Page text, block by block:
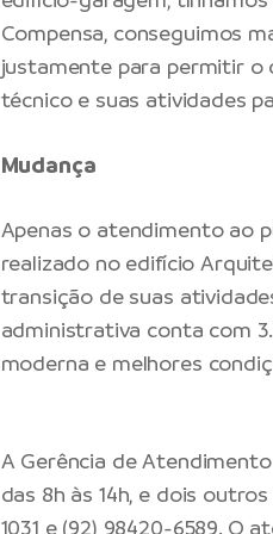
Compensa, conseguimos
justamente para permitir o
técnico e suas atividades
Mudança
Apenas o atendimento ao
realizado no edifício
transição de suas
administrativa conta com
moderna e melhores
A Gerência de
das 8h às 14h, e dois
1031 e (92) 98420-6589. O